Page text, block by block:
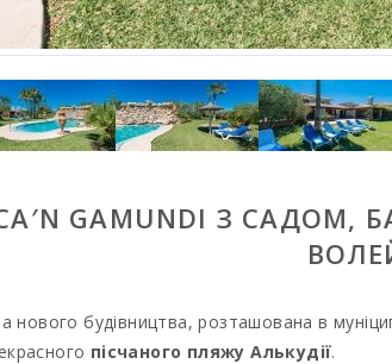
GAMUNDI З
нового будівництва, розташована в
пісчаного пляжу Алькудії.